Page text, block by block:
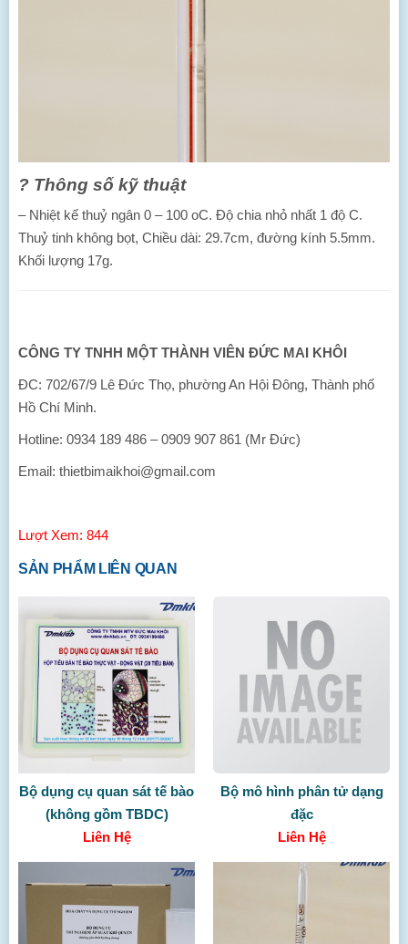
? Thông số kỹ thuật
– Nhiệt kế thuỷ ngân 0 – 100 oC. Độ chia nhỏ nhất 1 độ C.
Thuỷ tinh không bọt, Chiều dài: 29.7cm, đường kính 5.5mm.
Khối lượng 17g.
CÔNG TY TNHH MỘT THÀNH VIÊN ĐỨC MAI KHÔI
ĐC: 702/67/9 Lê Đức Thọ, phường An Hội Đông, Thành phố
Hồ Chí Minh.
Hotline: 0934 189 486 – 0909 907 861 (Mr Đức)
Email: thietbimaikhoi@gmail.com
Lượt Xem: 844
SẢN PHẨM LIÊN QUAN
Bộ dụng cụ quan sát tế bào
(không gồm TBDC)
Liên Hệ
Bộ mô hình phân tử dạng
đặc
Liên Hệ